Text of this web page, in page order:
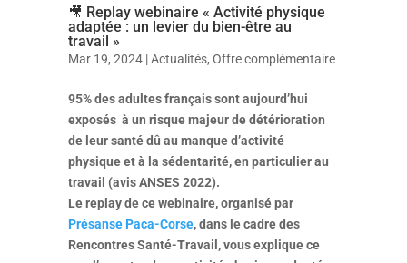
🎥 Replay webinaire « Activité physique
adaptée : un levier du bien-être au
travail »
Mar 19, 2024|Actualités, Offre complémentaire
95% des adultes français sont aujourd’hui
exposés à un risque majeur de détérioration
de leur santé dû au manque d’activité
physique et à la sédentarité, en particulier au
travail (avis ANSES 2022).
Le replay de ce webinaire, organisé par
Présanse Paca-Corse, dans le cadre des
Rencontres Santé-Travail, vous explique ce